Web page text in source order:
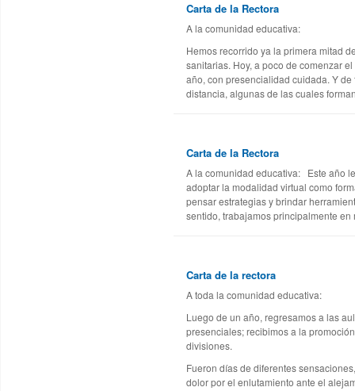
Carta de la Rectora
A la comunidad educativa:
Hemos recorrido ya la primera mitad
sanitarias. Hoy, a poco de comenzar
año, con presencialidad cuidada. Y
distancia, algunas de las cuales
Carta de la Rectora
A la comunidad educativa: Este año
adoptar la modalidad virtual como
pensar estrategias y brindar
sentido, trabajamos principalmente
Carta de la rectora
A toda la comunidad educativa:
Luego de un año, regresamos a las
presenciales; recibimos a la
divisiones.
Fueron días de diferentes
dolor por el enlutamiento ante el